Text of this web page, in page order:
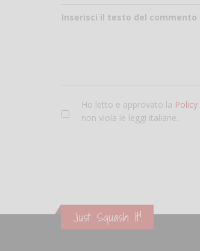
Inserisci il testo del commento
Ho letto e approvato la
non viola le leggi italiane.
Just Squash It!